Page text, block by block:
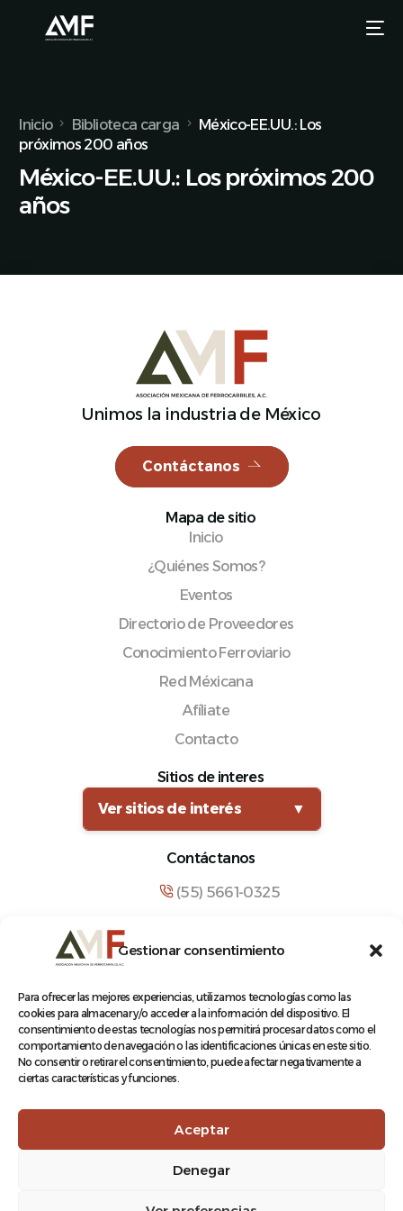
Gestionar consentimiento
Para ofrecer las mejores experiencias, utilizamos tecnologías como las
cookies para almacenar y/o acceder a la información del dispositivo. El
consentimiento de estas tecnologías nos permitirá procesar datos como el
comportamiento de navegación o las identificaciones únicas en este sitio.
No consentir o retirar el consentimiento, puede afectar negativamente a
ciertas características y funciones.
Aceptar
Denegar
Inicio Biblioteca carga
México-EE.UU.: Los
próximos 200 años
México-EE.UU.: Los próximos 200
años
Unimos la industria de México
Contáctanos
Mapa de sitio
Inicio
¿Quiénes Somos?
Eventos
Directorio de Proveedores
Conocimiento Ferroviario
Red Méxicana
Afíliate
Contacto
Sitios de interes
Ver sitios de interés
▼
Contáctanos
(55) 5661-0325
Manuel María Contreras 133, Cuauhtémoc,